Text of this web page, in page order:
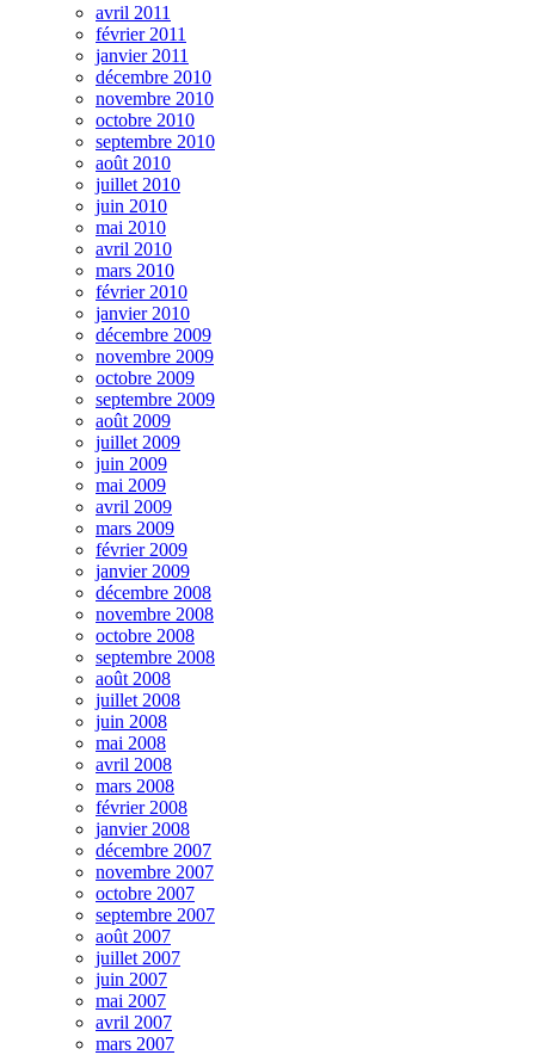
avril 2011
février 2011
janvier 2011
décembre 2010
novembre 2010
octobre 2010
septembre 2010
août 2010
juillet 2010
juin 2010
mai 2010
avril 2010
mars 2010
février 2010
janvier 2010
décembre 2009
novembre 2009
octobre 2009
septembre 2009
août 2009
juillet 2009
juin 2009
mai 2009
avril 2009
mars 2009
février 2009
janvier 2009
décembre 2008
novembre 2008
octobre 2008
septembre 2008
août 2008
juillet 2008
juin 2008
mai 2008
avril 2008
mars 2008
février 2008
janvier 2008
décembre 2007
novembre 2007
octobre 2007
septembre 2007
août 2007
juillet 2007
juin 2007
mai 2007
avril 2007
mars 2007